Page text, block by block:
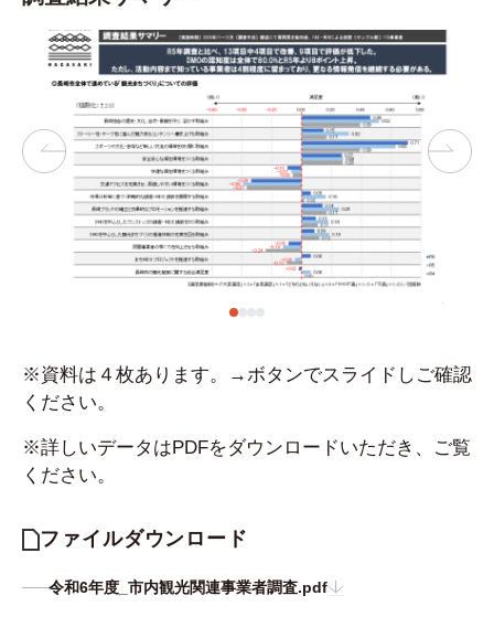
※資料は４枚あります。→ボタンでスライドしご確認
ください。
※詳しいデータはPDFをダウンロードいただき、ご覧
ください。
ファイルダウンロード
令和6年度_市内観光関連事業者調査.pdf